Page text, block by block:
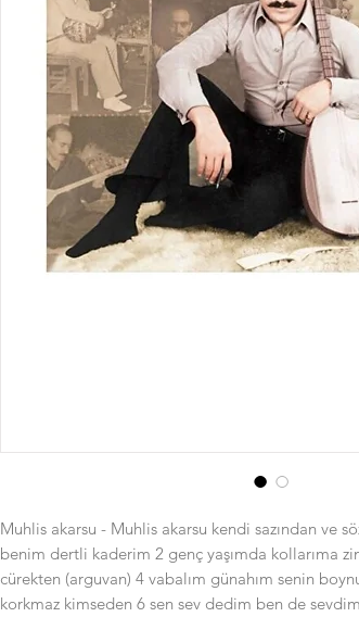
Muhlis akarsu - Muhlis akarsu kendi sazından ve
benim dertli kaderim 2 genç yaşımda kollarıma
cürekten (arguvan) 4 vabalım günahım senin
korkmaz kimseden 6 sen sev dedim ben de